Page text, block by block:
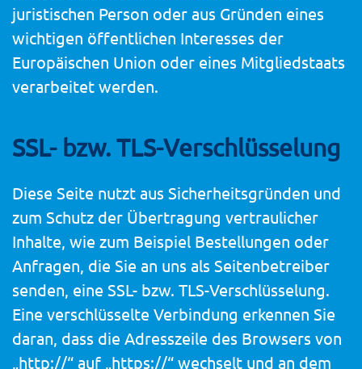
juristischen Person oder aus Gründen eines
wichtigen öffentlichen Interesses der
Europäischen Union oder eines Mitgliedstaats
verarbeitet werden.
SSL- bzw. TLS-Verschlüsselung
Diese Seite nutzt aus Sicherheitsgründen und
zum Schutz der Übertragung vertraulicher
Inhalte, wie zum Beispiel Bestellungen oder
Anfragen, die Sie an uns als Seitenbetreiber
senden, eine SSL- bzw. TLS-Verschlüsselung.
Eine verschlüsselte Verbindung erkennen Sie
daran, dass die Adresszeile des Browsers von
„http://“ auf „https://“ wechselt und an dem